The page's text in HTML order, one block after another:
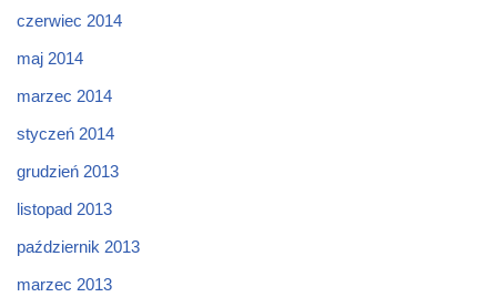
czerwiec 2014
maj 2014
marzec 2014
styczeń 2014
grudzień 2013
listopad 2013
październik 2013
marzec 2013